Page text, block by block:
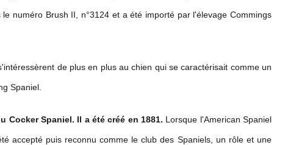
numéro Brush II, n°3124 et a été importé par l'élevage Commings
de plus en plus au chien qui se caractérisait comme un
Spaniel.
Cocker Spaniel. Il a été créé en 1881. Lorsque l'American Spaniel
accepté puis reconnu comme le club des Spaniels, un rôle et une